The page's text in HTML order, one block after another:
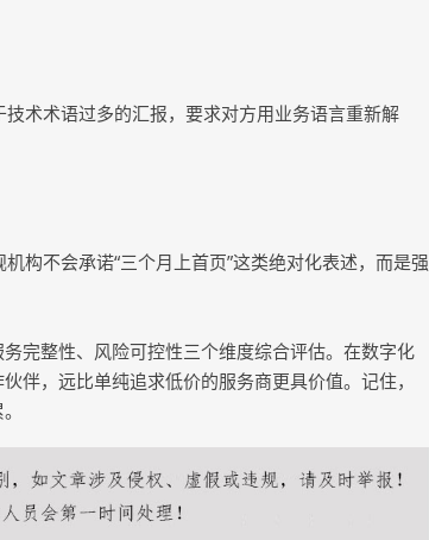
术术语过多的汇报，要求对方用业务语言重新解
构不会承诺“三个月上首页”这类绝对化表述，而是强
完整性、风险可控性三个维度综合评估。在数字化
伴，远比单纯追求低价的服务商更具价值。记住，